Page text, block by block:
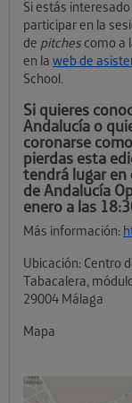
Si estás
participar en la
de pitchescomo a
en la web de
School.
Si quieres
Andalucía o
coronarse
pierdas esta
tendrá lugar en
de Andalucía
enero a las
Más información:
Ubicación: Centro
Tabacalera,
29004 Málaga
Mapa